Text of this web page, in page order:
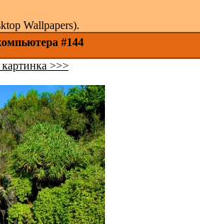
Wallpapers).
#144
>>>